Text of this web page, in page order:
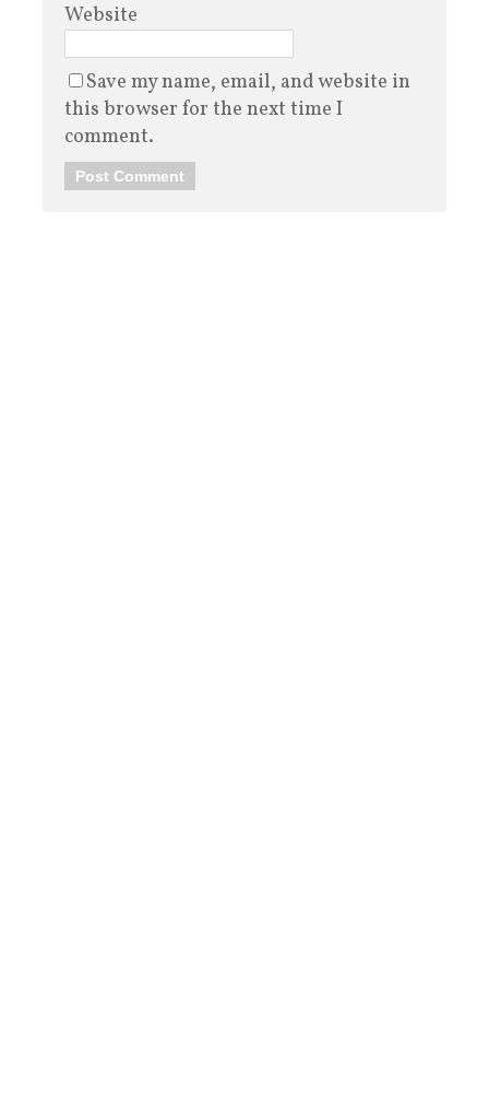
Website
Save my name, email, and website in
this browser for the next time I
comment.